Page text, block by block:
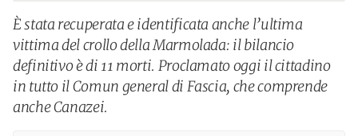
È stata recuperata e identificata anche l’ultima
vittima del crollo della Marmolada: il bilancio
definitivo è di 11 morti. Proclamato oggi il cittadino
in tutto il Comun general di Fascia, che comprende
anche Canazei.